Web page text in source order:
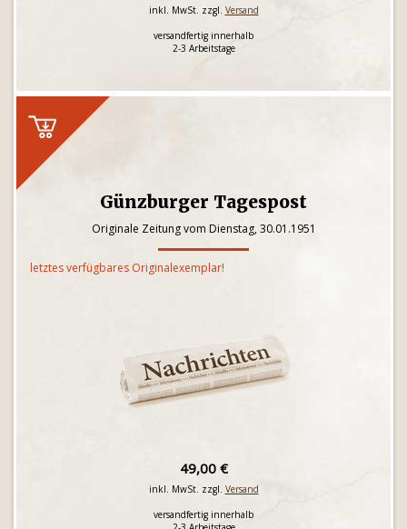
inkl. MwSt. zzgl. Versand
versandfertig innerhalb
2-3 Arbeitstage
Günzburger Tagespost
Originale Zeitung vom Dienstag, 30.01.1951
letztes verfügbares Originalexemplar!
49,00 €
inkl. MwSt. zzgl. Versand
versandfertig innerhalb